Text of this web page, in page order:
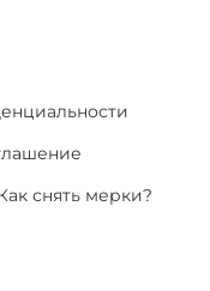
снять мерки?